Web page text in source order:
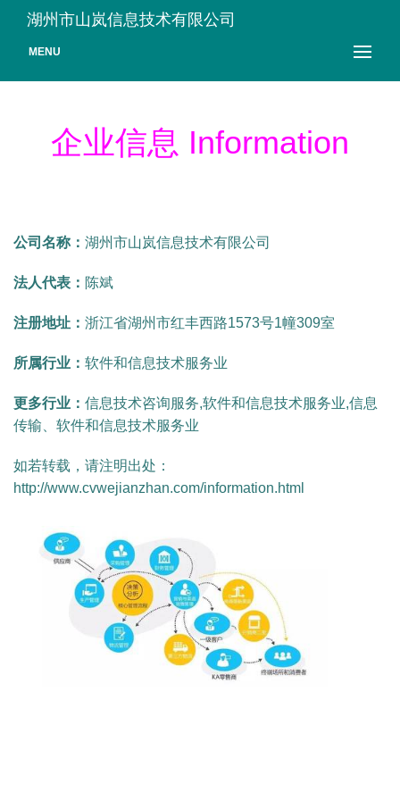
湖州市山岚信息技术有限公司
MENU
企业信息 Information
公司名称： 湖州市山岚信息技术有限公司
法人代表： 陈斌
注册地址： 浙江省湖州市红丰西路1573号1幢309室
所属行业： 软件和信息技术服务业
更多行业： 信息技术咨询服务,软件和信息技术服务业,信息
传输、软件和信息技术服务业
如若转载，请注明出处：
http://www.cvwejianzhan.com/information.html